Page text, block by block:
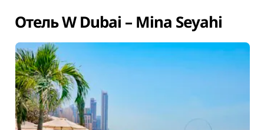
Отель W Dubai – Mina Seyahi